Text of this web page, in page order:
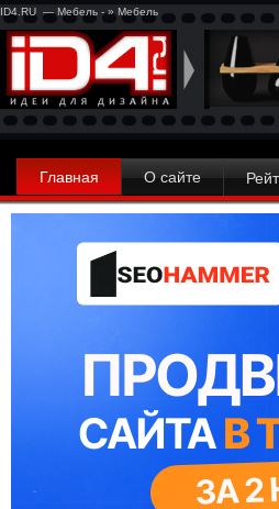
ID4.RU — Мебель - » Мебель
Главная О сайте